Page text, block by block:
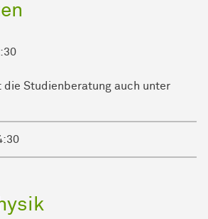
die Studienberatung auch unter